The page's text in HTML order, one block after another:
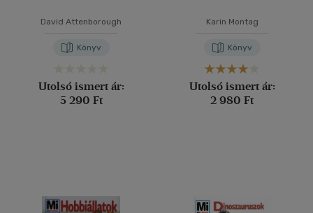
David Attenborough
Könyv
Utolsó ismert ár:
5 290 Ft
Karin Montag
Könyv
Utolsó ismert ár:
2 980 Ft